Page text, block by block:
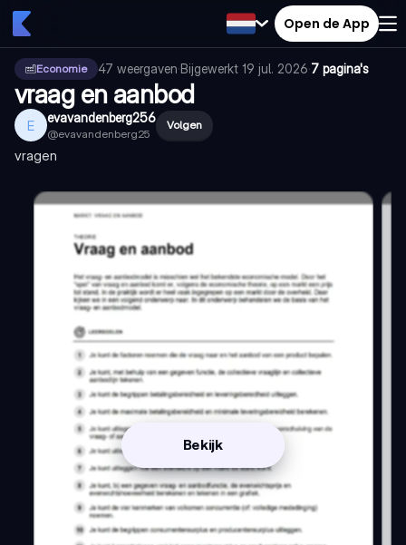
Open de App
Economie 47 weergaven·Bijgewerkt 19 jul. 2026·7 pagina's
vraag en aanbod
E evavandenberg256
@evavandenberg25
Volgen
vragen
Bekijk